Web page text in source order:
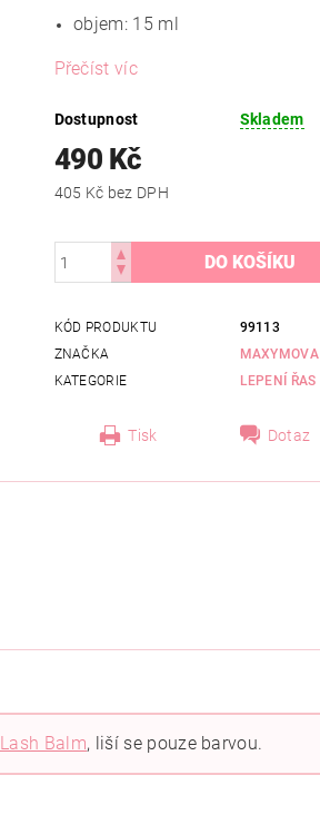
objem: 15 ml
Přečíst víc
Dostupnost Skladem
490 Kč
405 Kč bez DPH
KÓD PRODUKTU
99113
ZNAČKA
MAXYMOVA
KATEGORIE
LEPENÍ ŘAS
Tisk Dotaz
Balm, liší se pouze barvou.